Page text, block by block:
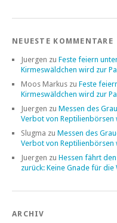
NEUESTE KOMMENTARE
Juergen zu Feste feiern
Kirmeswäldchen wird zur
Moos Markus zu Feste
Kirmeswäldchen wird zur
Juergen zu Messen des
Verbot von Reptilienbörsen
Slugma zu Messen des
Verbot von Reptilienbörsen
Juergen zu Hessen fährt
zurück: Keine Gnade für die
ARCHIV